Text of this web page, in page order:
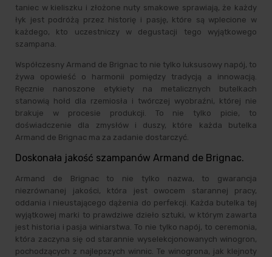
taniec w kieliszku i złożone nuty smakowe sprawiają, że każdy
łyk jest podróżą przez historię i pasję, które są wplecione w
każdego, kto uczestniczy w degustacji tego wyjątkowego
szampana.
Współczesny Armand de Brignac to nie tylko luksusowy napój, to
żywa opowieść o harmonii pomiędzy tradycją a innowacją.
Ręcznie nanoszone etykiety na metalicznych butelkach
stanowią hołd dla rzemiosła i twórczej wyobraźni, której nie
brakuje w procesie produkcji. To nie tylko picie, to
doświadczenie dla zmysłów i duszy, które każda butelka
Armand de Brignac ma za zadanie dostarczyć.
Doskonała jakość szampanów Armand de Brignac.
Armand de Brignac to nie tylko nazwa, to gwarancja
niezrównanej jakości, która jest owocem starannej pracy,
oddania i nieustającego dążenia do perfekcji. Każda butelka tej
wyjątkowej marki to prawdziwe dzieło sztuki, w którym zawarta
jest historia i pasja winiarstwa. To nie tylko napój, to ceremonia,
która zaczyna się od starannie wyselekcjonowanych winogron,
pochodzących z najlepszych winnic. Te winogrona, jak klejnoty